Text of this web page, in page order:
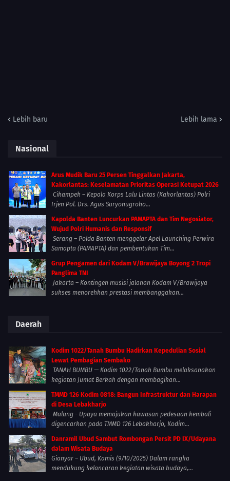
Lebih baru Lebih lama
Nasional
Arus Mudik Baru 25 Persen Tinggalkan Jakarta,
Kakorlantas: Keselamatan Prioritas Operasi Ketupat 2026
Cikampek – Kepala Korps Lalu Lintas (Kakorlantas) Polri
Irjen Pol. Drs. Agus Suryonugroho...
Kapolda Banten Luncurkan PAMAPTA dan Tim Negosiator,
Wujud Polri Humanis dan Responsif
Serang – Polda Banten menggelar Apel Launching Perwira
Samapta (PAMAPTA) dan pembentukan Tim...
Grup Pengamen dari Kodam V/Brawijaya Boyong 2 Tropi
Panglima TNI
Jakarta – Kontingen musisi jalanan Kodam V/Brawijaya
sukses menorehkan prestasi membanggakan...
Daerah
Kodim 1022/Tanah Bumbu Hadirkan Kepedulian Sosial
Lewat Pembagian Sembako
TANAH BUMBU — Kodim 1022/Tanah Bumbu melaksanakan
kegiatan Jumat Berkah dengan membagikan...
TMMD 126 Kodim 0818: Bangun Infrastruktur dan Harapan
di Desa Lebakharjo
Malang - Upaya memajukan kawasan pedesaan kembali
digencarkan pada TMMD 126 Lebakharjo, Kodim...
Danramil Ubud Sambut Rombongan Persit PD IX/Udayana
dalam Wisata Budaya
Gianyar – Ubud, Kamis (9/10/2025) Dalam rangka
mendukung kelancaran kegiatan wisata budaya,...